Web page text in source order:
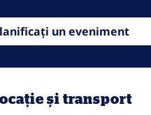
un eveniment
și transport